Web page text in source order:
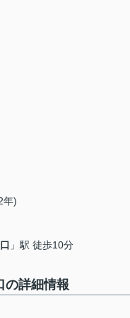
年)
」駅 徒歩10分
の詳細情報